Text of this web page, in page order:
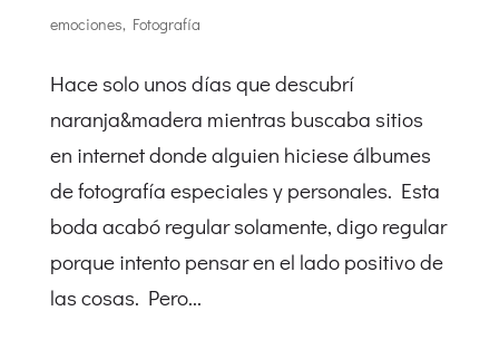
emociones, Fotografía
Hace solo unos días que descubrí
naranja&madera mientras buscaba sitios
en internet donde alguien hiciese álbumes
de fotografía especiales y personales. Esta
boda acabó regular solamente, digo regular
porque intento pensar en el lado positivo de
las cosas. Pero...